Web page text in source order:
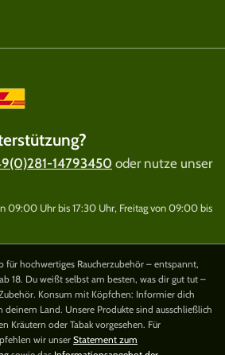
14793450 oder nutze unser
09:00 Uhr bis 17:30 Uhr, Freitag von 09:00 bis
für hochwertiges Raucherzubehör – entspannt,
18. Du weißt selbst am besten, was dir gut tut –
Konsum mit Köpfchen: Informier dich
deinem Land. Unsere Produkte sind ausschließlich
Kräutern oder Tabak vorgesehen. Für
wir unserStatement zum